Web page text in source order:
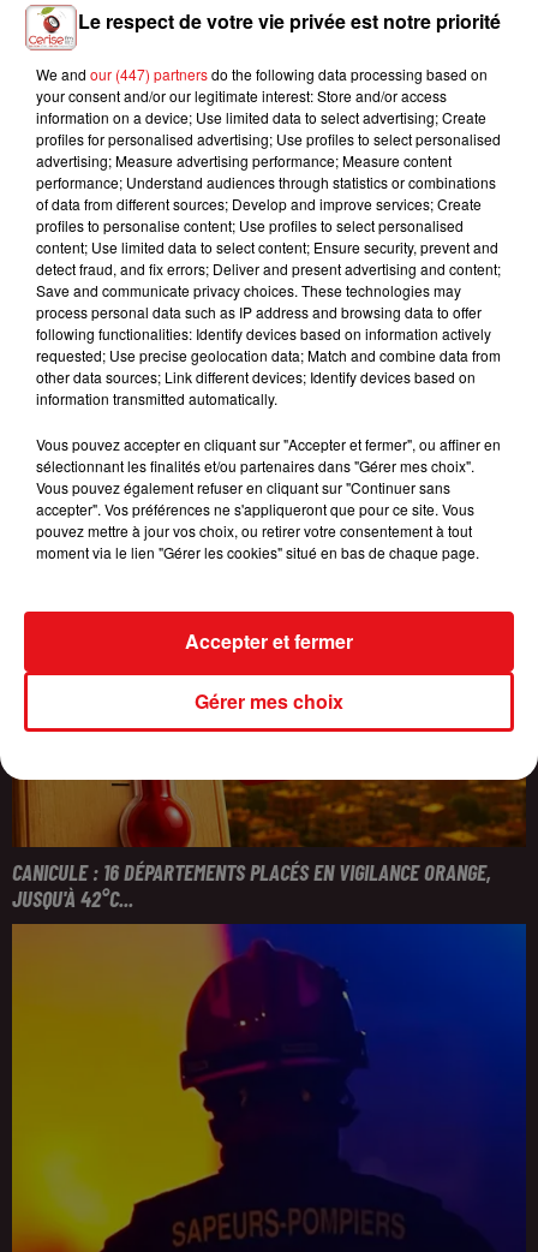
INCENDIES : 184 PERSONNES INTERPELLÉES DEPUIS DÉBUT
JUILLET, DES...
CANICULE : 16 DÉPARTEMENTS PLACÉS EN VIGILANCE ORANGE,
JUSQU'À 42°C...
Le respect de votre vie privée est notre priorité
We and our (447) partnersdo the following data processing based on
your consent and/or our legitimate interest: Store and/or access
information on a device; Use limited data to select advertising; Create
profiles for personalised advertising; Use profiles to select personalised
advertising; Measure advertising performance; Measure content
performance; Understand audiences through statistics or combinations
of data from different sources; Develop and improve services; Create
profiles to personalise content; Use profiles to select personalised
content; Use limited data to select content; Ensure security, prevent and
detect fraud, and fix errors; Deliver and present advertising and content;
Save and communicate privacy choices. These technologies may
process personal data such as IP address and browsing data to offer
following functionalities: Identify devices based on information actively
requested; Use precise geolocation data; Match and combine data from
other data sources; Link different devices; Identify devices based on
information transmitted automatically.
Vous pouvez accepter en cliquant sur "Accepter et fermer", ou affiner en
sélectionnant les finalités et/ou partenaires dans "Gérer mes choix".
Vous pouvez également refuser en cliquant sur "Continuer sans
accepter". Vos préférences ne s'appliqueront que pour ce site. Vous
pouvez mettre à jour vos choix, ou retirer votre consentement à tout
moment via le lien "Gérer les cookies" situé en bas de chaque page.
Gérer mes choix
Accepter et fermer